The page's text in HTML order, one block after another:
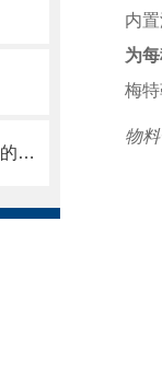
智能加药新趋势：环保设备加药泵的自动化与智能化
内
为
梅
物